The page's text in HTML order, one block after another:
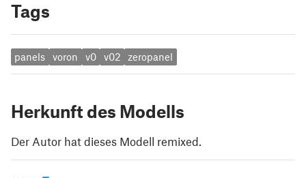
Tags
panels voron v0 v02 zeropanel
Herkunft des Modells
Der Autor hat dieses Modell remixed.